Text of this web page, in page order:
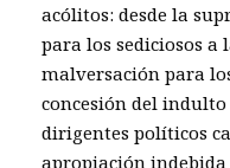
acólitos: desde la
para los sediciosos a
malversación para
concesión del
dirigentes políticos
apropiación